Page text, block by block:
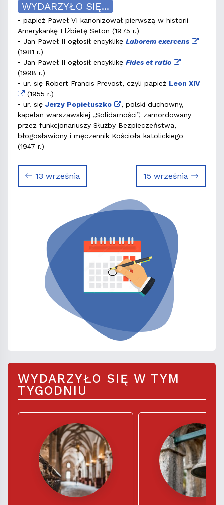
WYDARZYŁO SIĘ...
• papież Paweł VI kanonizował pierwszą w historii
Amerykankę Elżbietę Seton (1975 r.)
• Jan Paweł II ogłosił encyklikę Laborem exercens
(1981 r.)
• Jan Paweł II ogłosił encyklikę Fides et ratio
(1998 r.)
• ur. się Robert Francis Prevost, czyli papież Leon XIV
(1955 r.)
• ur. się Jerzy Popiełuszko
, polski duchowny,
kapelan warszawskiej „Solidarności”, zamordowany
przez funkcjonariuszy Służby Bezpieczeństwa,
błogosławiony i męczennik Kościoła katolickiego
(1947 r.)
13 września 15 września
WYDARZYŁO SIĘ W TYM
TYGODNIU